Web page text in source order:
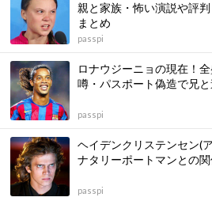
親と家族・怖い演説や評
まとめ
passpi
ロナウジーニョの現在！
噂・パスポート偽造で兄
passpi
ヘイデンクリステンセン(
ナタリーポートマンとの
passpi